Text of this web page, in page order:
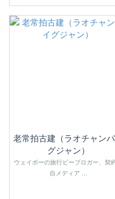
老常拍古建（ラオチャン
グジャン）
ウェイボーの旅行ビーブロガー、契
自メディア ...